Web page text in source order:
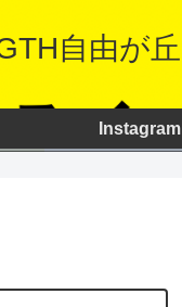
自由が丘
Instagram